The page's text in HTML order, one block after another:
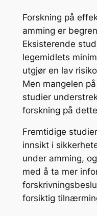
Forskning på
amming er
Eksisterende
legemidlets
utgjør en lav
Men mangelen
studier
forskning på
Fremtidige
innsikt i
under amming,
med å ta mer
forsiktig